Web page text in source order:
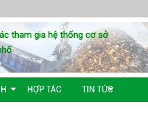
tham gia hệ thống cơ sở
HỢP TÁC TIN TỨC